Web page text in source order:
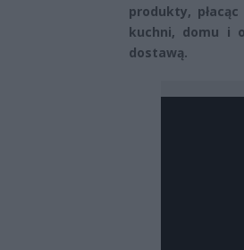
produkty,
kuchni, domu i
dostawą.